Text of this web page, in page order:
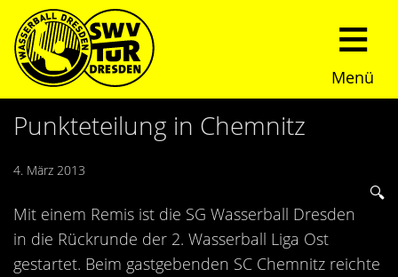
Menü
Start
Über uns
Trainingszeiten
Termine
News
Punkteteilung in Chemnitz
4. März 2013
Mit einem Remis ist die SG Wasserball Dresden
in die Rückrunde der 2. Wasserball Liga Ost
gestartet. Beim gastgebenden SC Chemnitz reichte